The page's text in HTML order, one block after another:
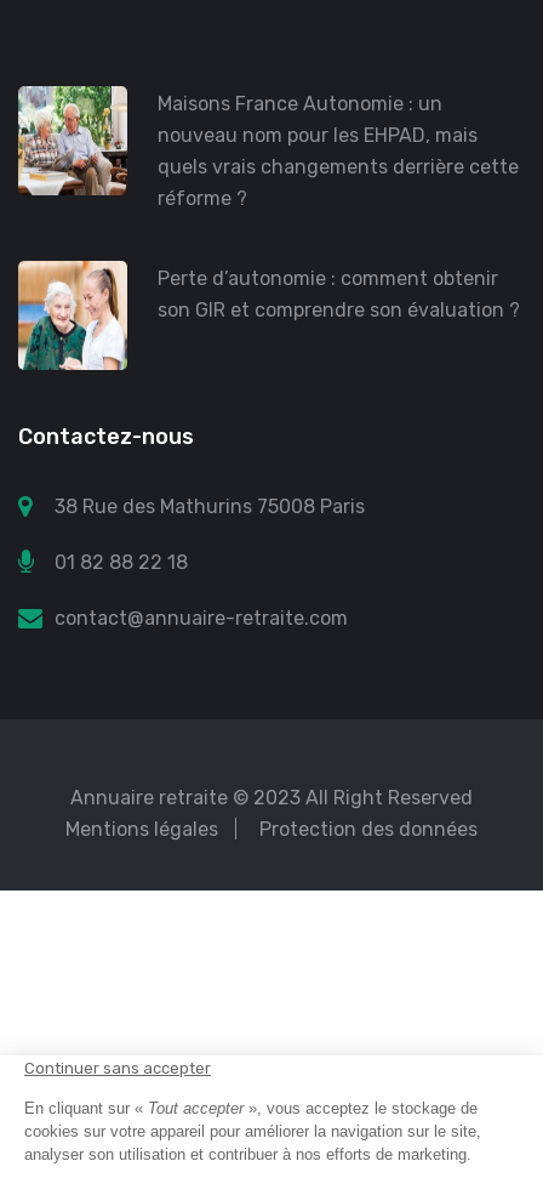
Maisons France Autonomie : un
nouveau nom pour les EHPAD, mais
quels vrais changements derrière cette
réforme ?
Perte d’autonomie : comment obtenir
son GIR et comprendre son évaluation ?
Contactez-nous
38 Rue des Mathurins 75008 Paris
01 82 88 22 18
contact@annuaire-retraite.com
Annuaire retraite © 2023 All Right Reserved
Mentions légales
Protection des données